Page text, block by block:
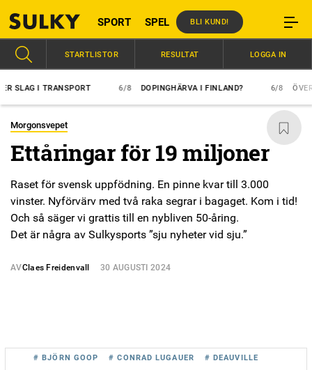
SPORT SPEL BLI KUND!
I TRANSPORT DOPINGHÄRVA I FINLAND?
STARTLISTOR RESULTAT LOGGA IN
Morgonsvepet
Ettåringar för 19 miljoner
Raset för svensk uppfödning. En pinne kvar till 3.000
vinster. Nyförvärv med två raka segrar i bagaget. Kom i tid!
Och så säger vi grattis till en nybliven 50-åring.
Det är några av Sulkysports ”sju nyheter vid sju.”
AVClaes Freidenvall 30 AUGUSTI 2024
# BJÖRN GOOP # CONRAD LUGAUER # DEAUVILLE